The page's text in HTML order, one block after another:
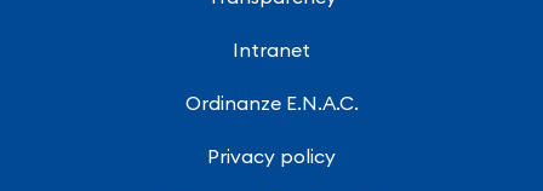
Intranet
Ordinanze E.N.A.C.
Privacy policy